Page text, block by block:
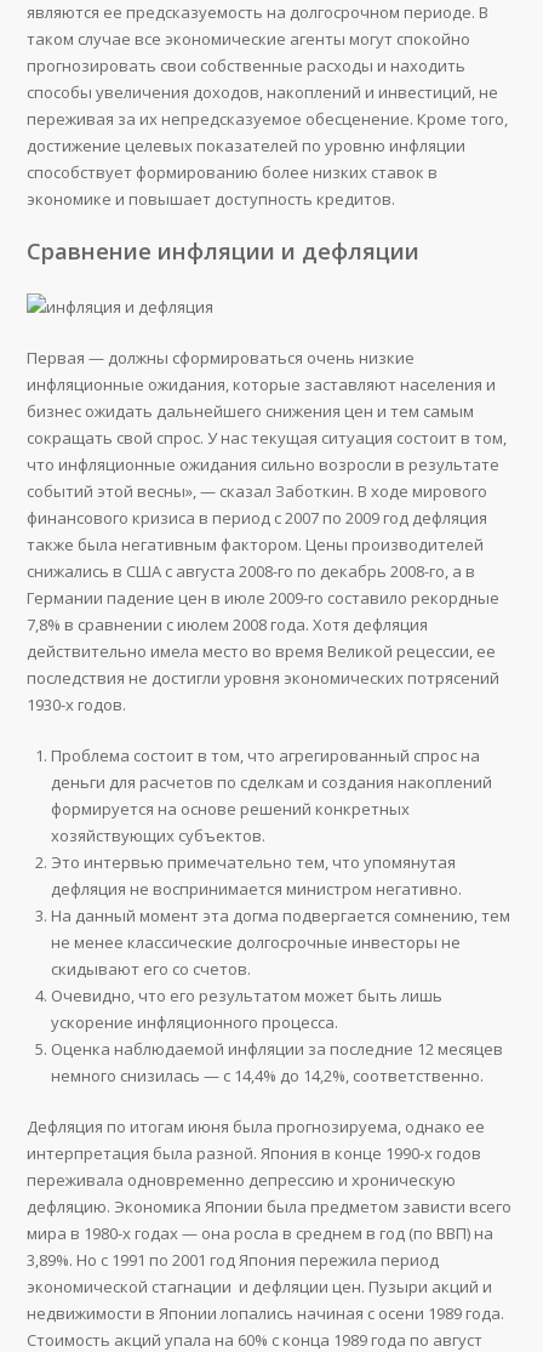
являются ее предсказуемость на долгосрочном периоде. В
таком случае все экономические агенты могут спокойно
прогнозировать свои собственные расходы и находить
способы увеличения доходов, накоплений и инвестиций, не
переживая за их непредсказуемое обесценение. Кроме того,
достижение целевых показателей по уровню инфляции
способствует формированию более низких ставок в
экономике и повышает доступность кредитов.
Сравнение инфляции и дефляции
Первая — должны сформироваться очень низкие
инфляционные ожидания, которые заставляют населения и
бизнес ожидать дальнейшего снижения цен и тем самым
сокращать свой спрос. У нас текущая ситуация состоит в том,
что инфляционные ожидания сильно возросли в результате
событий этой весны», — сказал Заботкин. В ходе мирового
финансового кризиса в период с 2007 по 2009 год дефляция
также была негативным фактором. Цены производителей
снижались в США с августа 2008-го по декабрь 2008-го, а в
Германии падение цен в июле 2009-го составило рекордные
7,8% в сравнении с июлем 2008 года. Хотя дефляция
действительно имела место во время Великой рецессии, ее
последствия не достигли уровня экономических потрясений
1930-х годов.
Проблема состоит в том, что агрегированный спрос на
деньги для расчетов по сделкам и создания накоплений
формируется на основе решений конкретных
хозяйствующих субъектов.
Это интервью примечательно тем, что упомянутая
дефляция не воспринимается министром негативно.
На данный момент эта догма подвергается сомнению, тем
не менее классические долгосрочные инвесторы не
скидывают его со счетов.
Очевидно, что его результатом может быть лишь
ускорение инфляционного процесса.
Оценка наблюдаемой инфляции за последние 12 месяцев
немного снизилась — с 14,4% до 14,2%, соответственно.
Дефляция по итогам июня была прогнозируема, однако ее
интерпретация была разной. Япония в конце 1990-х годов
переживала одновременно депрессию и хроническую
дефляцию. Экономика Японии была предметом зависти всего
мира в 1980-х годах — она росла в среднем в год (по ВВП) на
3,89%. Но с 1991 по 2001 год Япония пережила период
экономической стагнации и дефляции цен. Пузыри акций и
недвижимости в Японии лопались начиная с осени 1989 года.
Стоимость акций упала на 60% с конца 1989 года по август